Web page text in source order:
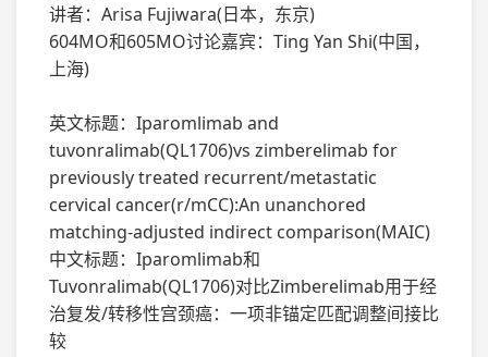
讲者：Arisa Fujiwara(日本，东京)
604MO和605MO讨论嘉宾：Ting Yan Shi(中国，
上海)
英文标题：Iparomlimab and
tuvonralimab(QL1706)vs zimberelimab for
previously treated recurrent/metastatic
cervical cancer(r/mCC):An unanchored
matching-adjusted indirect comparison(MAIC)
中文标题：Iparomlimab和
Tuvonralimab(QL1706)对比Zimberelimab用于经
治复发/转移性宫颈癌：一项非锚定匹配调整间接比
较